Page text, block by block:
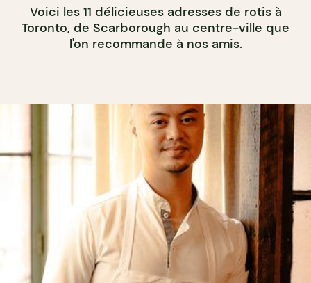
Voici les 11 délicieuses adresses de rotis à
Toronto, de Scarborough au centre-ville que
l'on recommande à nos amis.